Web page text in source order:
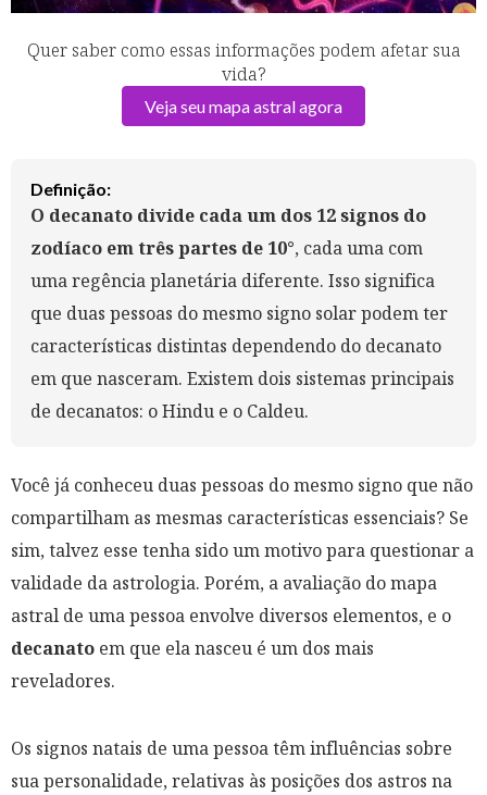
Quer saber como essas informações podem afetar sua
vida?
Veja seu mapa astral agora
Definição:
O decanato divide cada um dos 12 signos do
zodíaco em três partes de 10°, cada uma com
uma regência planetária diferente. Isso significa
que duas pessoas do mesmo signo solar podem ter
características distintas dependendo do decanato
em que nasceram. Existem dois sistemas principais
de decanatos: o Hindu e o Caldeu.
Você já conheceu duas pessoas do mesmo signo que não
compartilham as mesmas características essenciais? Se
sim, talvez esse tenha sido um motivo para questionar a
validade da astrologia. Porém, a avaliação do mapa
astral de uma pessoa envolve diversos elementos, e o
decanato em que ela nasceu é um dos mais
reveladores.
Os signos natais de uma pessoa têm influências sobre
sua personalidade, relativas às posições dos astros na